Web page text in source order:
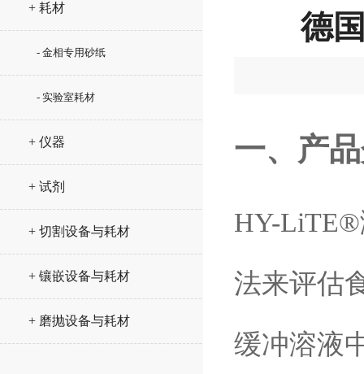
+ 耗材
- 金相专用砂纸
- 实验室耗材
+ 仪器
+ 试剂
+ 切割设备与耗材
+ 镶嵌设备与耗材
+ 磨抛设备与耗材
德
一、产
HY-LiTE®
法来评估
缓冲溶液